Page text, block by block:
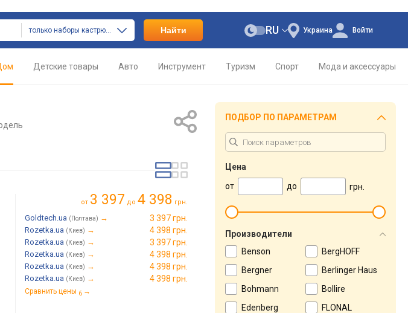
только наборы кастрюль и сковородок Найти Украина
RU Войти
Детские товары Авто Инструмент Туризм Спорт Мода и аксессуары
от 3 397 до 4 398 грн.
Goldtech.ua (Полтава) → 3 397 грн.
Rozetka.ua (Киев) → 4 398 грн.
Rozetka.ua (Киев) → 3 397 грн.
Rozetka.ua (Киев) → 4 398 грн.
Rozetka.ua (Киев) → 4 398 грн.
Rozetka.ua (Киев) → 4 398 грн.
Сравнить цены 6 →
ПОДБОР ПО ПАРАМЕТРАМ
Цена
от
до грн.
Производители
Benson
BergHOFF
Bergner
Berlinger Haus
Bohmann
Bollire
Edenberg
FLONAL